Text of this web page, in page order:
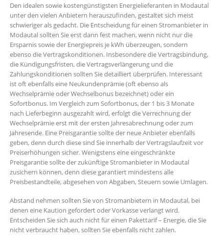
Den idealen sowie kostengünstigsten Energielieferanten in Modautal
unter den vielen Anbietern herauszufinden, gestaltet sich meist
schwieriger als gedacht. Die Entscheidung für einen Stromanbieter in
Modautal sollten Sie erst dann fest machen, wenn nicht nur die
Ersparnis sowie der Energiepreis je kWh überzeugen, sondern
ebenso die Vertragskonditionen. Insbesondere die Vertragsbindung,
die Kündigungsfristen, die Vertragsverlängerung und die
Zahlungskonditionen sollten Sie detailliert überprüfen. Interessant
ist oft ebenfalls eine Neukundenprämie (oft ebenso als
Wechselprämie oder Wechselbonus bezeichnet) oder ein
Sofortbonus. Im Vergleich zum Sofortbonus, der 1 bis 3 Monate
nach Lieferbeginn ausgezahlt wird, erfolgt die Verrechnung der
Wechselprämie erst mit der ersten Jahresabrechnung oder zum
Jahresende. Eine Preisgarantie sollte der neue Anbieter ebenfalls
geben, denn durch diese sind Sie innerhalb der Vertragslaufzeit vor
Preiserhöhungen sicher. Wenigstens eine eingeschränkte
Preisgarantie sollte der zukünftige Stromanbieter in Modautal
zusichern können, denn diese garantiert mindestens alle
Preisbestandteile, abgesehen von Abgaben, Steuern sowie Umlagen.
Abstand nehmen sollten Sie von Stromanbietern in Modautal, bei
denen eine Kaution gefordert oder Vorkasse verlangt wird.
Entscheiden Sie sich auch nicht für einen Pakettarif – Energie, die Sie
nicht verbraucht haben, sollten Sie ebenfalls nicht zahlen.